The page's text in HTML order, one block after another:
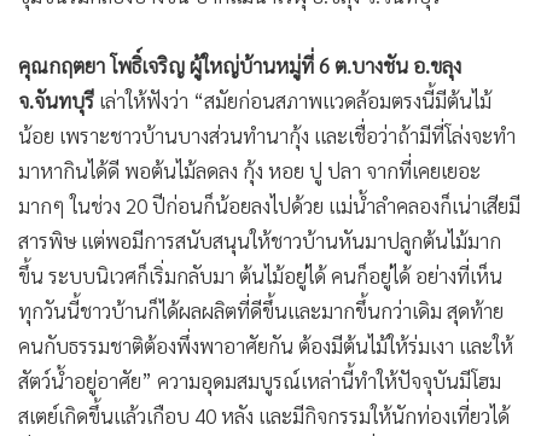
•
• SMEs
• หุ้น
• อินโดจีน
• กองทุนรวม
• Celeb Online
• Factcheck
• ญี่ปุ่น
• News1
• Gotomanager
คุณกฤตยา โพธิ์เจริญ ผู้ใหญ่บ้านหมู่ที่ 6 ต.บางชัน อ.ขลุง
จ.จันทบุรี เล่าให้ฟังว่า “สมัยก่อนสภาพแวดล้อมตรงนี้มีต้นไม้
น้อย เพราะชาวบ้านบางส่วนทำนากุ้ง และเชื่อว่าถ้ามีที่โล่งจะทำ
มาหากินได้ดี พอต้นไม้ลดลง กุ้ง หอย ปู ปลา จากที่เคยเยอะ
มากๆ ในช่วง 20 ปีก่อนก็น้อยลงไปด้วย แม่น้ำลำคลองก็เน่าเสียมี
สารพิษ แต่พอมีการสนับสนุนให้ชาวบ้านหันมาปลูกต้นไม้มาก
ขึ้น ระบบนิเวศก็เริ่มกลับมา ต้นไม้อยู่ได้ คนก็อยู่ได้ อย่างที่เห็น
ทุกวันนี้ชาวบ้านก็ได้ผลผลิตที่ดีขึ้นและมากขึ้นกว่าเดิม สุดท้าย
คนกับธรรมชาติต้องพึ่งพาอาศัยกัน ต้องมีต้นไม้ให้ร่มเงา และให้
สัตว์น้ำอยู่อาศัย” ความอุดมสมบูรณ์เหล่านี้ทำให้ปัจจุบันมีโฮม
สเตย์เกิดขึ้นแล้วเกือบ 40 หลัง และมีกิจกรรมให้นักท่องเที่ยวได้